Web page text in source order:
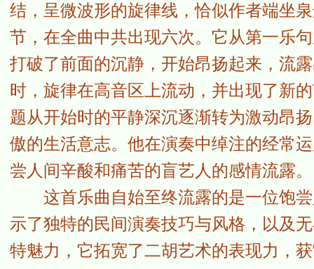
结，呈微波形的旋律线，恰似作者端坐
节，在全曲中共出现六次。它从第一乐
打破了前面的沉静，开始昂扬起来，流
时，旋律在高音区上流动，并出现了新
题从开始时的平静深沉逐渐转为激动昂
傲的生活意志。他在演奏中绰注的经常
尝人间辛酸和痛苦的盲艺人的感情流露。
这首乐曲自始至终流露的是一位饱尝
示了独特的民间演奏技巧与风格，以及
特魅力，它拓宽了二胡艺术的表现力，